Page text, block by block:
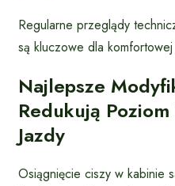
Regularne przeglądy
są kluczowe dla
Najlepsze
Redukują Poziom
Jazdy
Osiągnięcie ciszy w kabinie